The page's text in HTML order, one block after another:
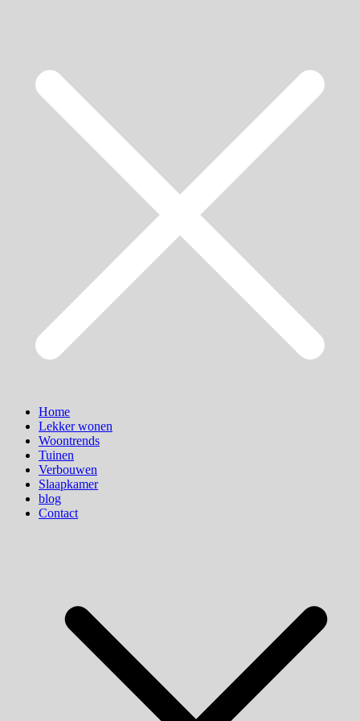
Home
Lekker wonen
Woontrends
Tuinen
Verbouwen
Slaapkamer
blog
Contact